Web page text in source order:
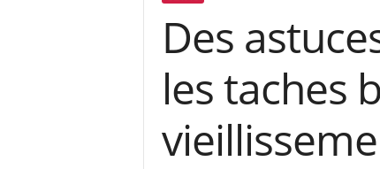
Des
les taches